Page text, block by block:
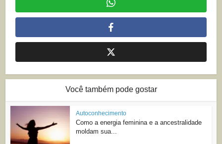
Você também pode gostar
Autoconhecimento
Como a energia feminina e a ancestralidade
moldam sua...